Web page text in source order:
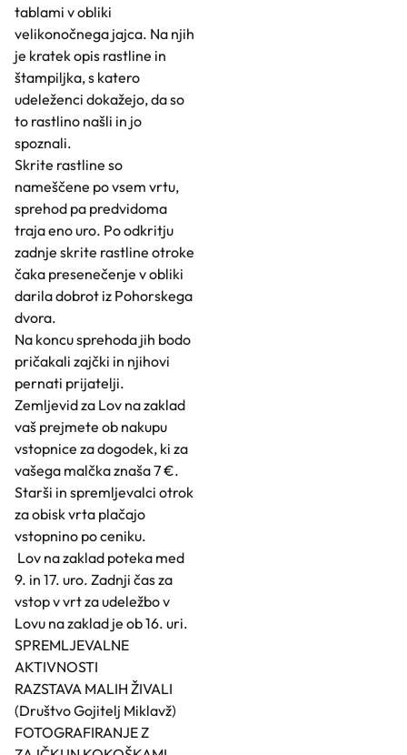
tablami v obliki
velikonočnega jajca. Na njih
je kratek opis rastline in
štampiljka, s katero
udeleženci dokažejo, da so
to rastlino našli in jo
spoznali.
Skrite rastline so
nameščene po vsem vrtu,
sprehod pa predvidoma
traja eno uro. Po odkritju
zadnje skrite rastline otroke
čaka presenečenje v obliki
darila dobrot iz Pohorskega
dvora.
Na koncu sprehoda jih bodo
pričakali zajčki in njihovi
pernati prijatelji.
Zemljevid za Lov na zaklad
vaš prejmete ob nakupu
vstopnice za dogodek, ki za
vašega malčka znaša 7 €.
Starši in spremljevalci otrok
za obisk vrta plačajo
vstopnino po ceniku.
Lov na zaklad poteka med
9. in 17. uro. Zadnji čas za
vstop v vrt za udeležbo v
Lovu na zaklad je ob 16. uri.
SPREMLJEVALNE
AKTIVNOSTI
RAZSTAVA MALIH ŽIVALI
(Društvo Gojitelj Miklavž)
FOTOGRAFIRANJE Z